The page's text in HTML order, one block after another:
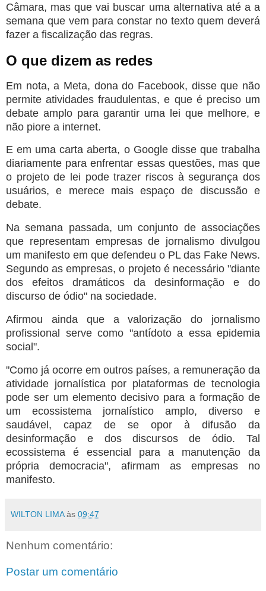
Câmara, mas que vai buscar uma alternativa até a a
semana que vem para constar no texto quem deverá
fazer a fiscalização das regras.
O que dizem as redes
Em nota, a Meta, dona do Facebook, disse que não
permite atividades fraudulentas, e que é preciso um
debate amplo para garantir uma lei que melhore, e
não piore a internet.
E em uma carta aberta, o Google disse que trabalha
diariamente para enfrentar essas questões, mas que
o projeto de lei pode trazer riscos à segurança dos
usuários, e merece mais espaço de discussão e
debate.
Na semana passada, um conjunto de associações
que representam empresas de jornalismo divulgou
um manifesto em que defendeu o PL das Fake News.
Segundo as empresas, o projeto é necessário "diante
dos efeitos dramáticos da desinformação e do
discurso de ódio" na sociedade.
Afirmou ainda que a valorização do jornalismo
profissional serve como "antídoto a essa epidemia
social".
"Como já ocorre em outros países, a remuneração da
atividade jornalística por plataformas de tecnologia
pode ser um elemento decisivo para a formação de
um ecossistema jornalístico amplo, diverso e
saudável, capaz de se opor à difusão da
desinformação e dos discursos de ódio. Tal
ecossistema é essencial para a manutenção da
própria democracia", afirmam as empresas no
manifesto.
WILTON LIMA às 09:47
Nenhum comentário:
Postar um comentário